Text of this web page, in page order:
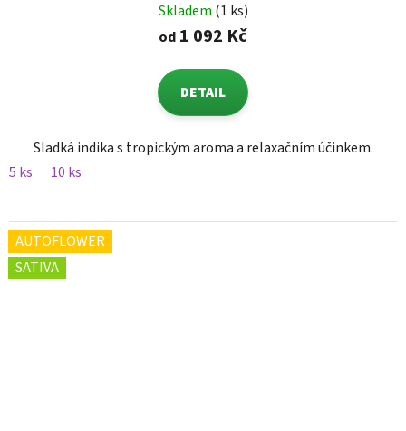
Skladem (1 ks)
od 1 092 Kč
DETAIL
Sladká indika s tropickým aroma a relaxačním účinkem.
5 ks
10 ks
AUTOFLOWER
SATIVA